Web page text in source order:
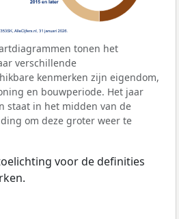
tonen het
verschillende
kenmerken zijn eigendom,
en bouwperiode. Het jaar
staat in het midden van de
om deze groter weer te
voor de definities